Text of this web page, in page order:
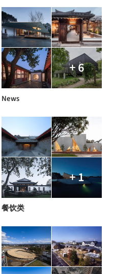
+ 6
News
+ 1
餐饮类